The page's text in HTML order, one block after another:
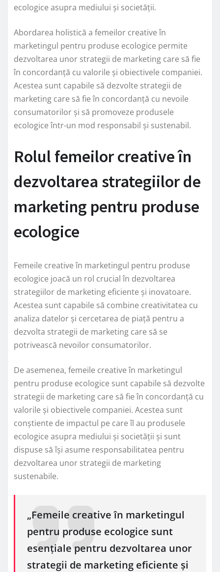
ecologice asupra mediului și societății.
Abordarea holistică a femeilor creative în
marketingul pentru produse ecologice permite
dezvoltarea unor strategii de marketing care să fie
în concordanță cu valorile și obiectivele companiei.
Acestea sunt capabile să dezvolte strategii de
marketing care să fie în concordanță cu nevoile
consumatorilor și să promoveze produsele
ecologice într-un mod responsabil și sustenabil.
Rolul femeilor creative în
dezvoltarea strategiilor de
marketing pentru produse
ecologice
Femeile creative în marketingul pentru produse
ecologice joacă un rol crucial în dezvoltarea
strategiilor de marketing eficiente și inovatoare.
Acestea sunt capabile să combine creativitatea cu
analiza datelor și cercetarea de piață pentru a
dezvolta strategii de marketing care să se
potrivească nevoilor consumatorilor.
De asemenea, femeile creative în marketingul
pentru produse ecologice sunt capabile să dezvolte
strategii de marketing care să fie în concordanță cu
valorile și obiectivele companiei. Acestea sunt
conștiente de impactul pe care îl au produsele
ecologice asupra mediului și societății și sunt
dispuse să își asume responsabilitatea pentru
dezvoltarea unor strategii de marketing
sustenabile.
„Femeile creative în marketingul
pentru produse ecologice sunt
esențiale pentru dezvoltarea unor
strategii de marketing eficiente și